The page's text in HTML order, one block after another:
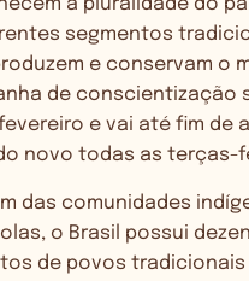
a pluralidade do
segmentos
e conservam o
de conscientização
e vai até fim de
novo todas as terças-
das comunidades
o Brasil possui
de povos